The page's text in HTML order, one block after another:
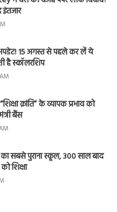
इंतजार
अपडेट! 15 अगस्त से पहले कर लें ये
है स्कॉलरशिप
क्रांति” के व्यापक प्रभाव को
बैंस
सबसे पुराना स्कूल, 300 साल बाद
शिक्षा